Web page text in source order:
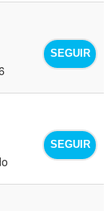
SEGUIR
SEGUIR